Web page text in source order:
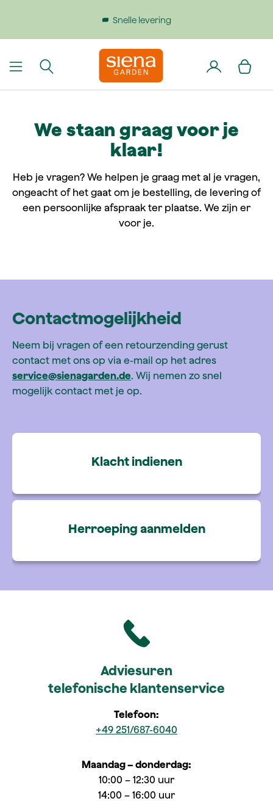
Snelle levering
We staan graag voor je
klaar!
Heb je vragen? We helpen je graag met al je vragen,
ongeacht of het gaat om je bestelling, de levering of
een persoonlijke afspraak ter plaatse. We zijn er
voor je.
Contactmogelijkheid
Neem bij vragen of een retourzending gerust
contact met ons op via e-mail op het adres
service@sienagarden.de. Wij nemen zo snel
mogelijk contact met je op.
Klacht indienen
Herroeping aanmelden
Adviesuren
telefonische klantenservice
Telefoon:
+49 251/687-6040
Maandag – donderdag:
10:00 – 12:30 uur
14:00 – 16:00 uur